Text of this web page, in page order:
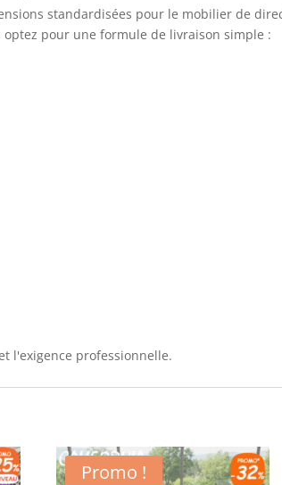
standardisées pour le mobilier de
pour une formule de livraison simple :
l'exigence professionnelle.
Promo !